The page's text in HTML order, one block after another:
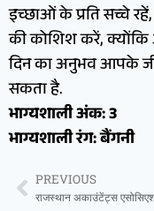
इच्छाओं के प्रति सच्चे
की कोशिश करें,
दिन का अनुभव आपके
सकता है.
भाग्यशाली अंक: 3
भाग्यशाली रंग: बैंगनी
PREVIOUS